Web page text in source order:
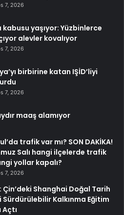
7, 2026
kabusu yaşıyor: Yüzbinlerce
alevler kovalıyor
7, 2026
birbirine katan IŞİD’liyi
7, 2026
maaş alamıyor
trafik var mı? SON DAKİKA!
Salı hangi ilçelerde trafik
yollar kapalı?
7, 2026
Çin’deki Shanghai Doğal Tarih
Sürdürülebilir Kalkınma Eğitim
Açtı